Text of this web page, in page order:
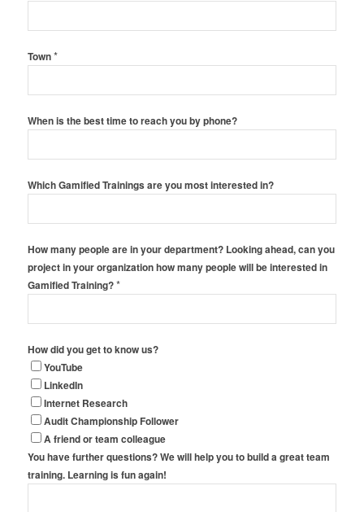
Town*
When is the best time to reach you by phone?
Which Gamified Trainings are you most interested in?
How many people are in your department? Looking ahead, can you
project in your organization how many people will be interested in
Gamified Training?*
How did you get to know us?
YouTube
LinkedIn
Internet Research
Audit Championship Follower
A friend or team colleague
You have further questions? We will help you to build a great team
training. Learning is fun again!